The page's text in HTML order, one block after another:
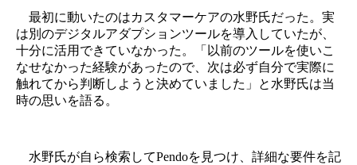
最初に動いたのはカスタマーケアの水野氏だった。実
は別のデジタルアダプションツールを導入していたが、
十分に活用できていなかった。「以前のツールを使いこ
なせなかった経験があったので、次は必ず自分で実際に
触れてから判断しようと決めていました」と水野氏は当
時の思いを語る。
水野氏が自ら検索してPendoを見つけ、詳細な要件を記